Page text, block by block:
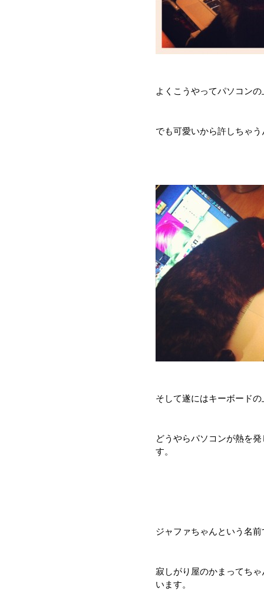
よくこうやってパソコン
でも可愛いから許しちゃ
そして遂にはキーボード
どうやらパソコンが熱を
す。
ジャファちゃんという名
寂しがり屋のかまってち
います。